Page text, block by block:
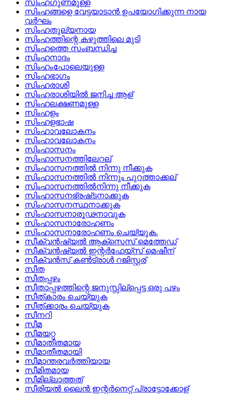
സിംഹഗുണമുള്ള
സിംഹങ്ങളെ വേട്ടയാടാൻ ഉപയോഗിക്കുന്ന നായ
വർഘം
സിംഹതുല്യനായ
സിംഹത്തിന്റെ കഴുത്തിലെ മുടി
സിംഹത്തെ സംബന്ധിച്ച
സിംഹനാദം
സിംഹംപോലെയുള്ള
സിംഹഭാഗം
സിംഹരാശി
സിംഹരാശിയില്‍ ജനിച്ച ആള്
സിംഹലക്ഷണമുള്ള
സിംഹളം
സിംഹളഭാഷ
സിംഹാവലോകനം
സിംഹാവലോകനം
സിംഹാസനം
സിംഹാസനത്തിലേറല്
സിംഹാസനത്തില്‍ നിന്നു നീക്കുക
സിംഹാസനത്തില്‍ നിന്നും പുറത്താക്കല്
സിംഹാസനത്തില്‍നിന്നു നീക്കുക
സിംഹാസനഭ്രഷ്‌ടനാക്കുക
സിംഹാസനസ്ഥനാക്കുക
സിംഹാസനാരൂഢനാവുക
സിംഹാസനാരോഹണം
സിംഹാസനാരോഹണം ചെയ്യുക.
സീക്വന്‍ഷ്യല്‍ ആക്‌സെസ്‌ മെത്തേഡ്
സീക്വന്‍ഷ്യല്‍ ഇന്റര്‍ഫേയ്‌സ്‌ മെഷീന്
സീക്വന്‍സ്‌ കണ്‍ട്രാള്‍ റജിസ്റ്റര്
സീത
സീതപ്പഴം
സീതാപ്പഴത്തിന്റെ ജനുസ്സില്പ്പെട്ട ഒരു പഴം
സീത്‌കാരം ചെയ്യുക
സീത്‌ക്കാരം ചെയ്യുക
സീനറി
സീമ
സീമയറ്റ
സീമാതീതമായ
സീമാതീതമായി
സീമാന്തരവര്‍ത്തിയായ
സീമിതമായ
സീമില്ലാത്തത്
സീരിയല്‍ ലൈന്‍ ഇന്റര്‍നെറ്റ്‌ പ്രാട്ടോക്കോള്